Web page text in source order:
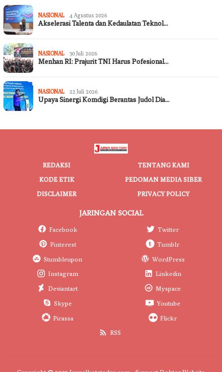
NASIONAL 4 Agustus 2026
Akselerasi Talenta dan Kedaulatan Teknol…
NASIONAL 30 Juli 2026
Menhan RI: Prajurit TNI Harus Pofesional…
NASIONAL 22 Juli 2026
Upaya Sinergi Komdigi Berantas Judol Dia…
REDAKSI
TENTANG KAMI
KODE ETIK
PEDOMAN MEDIA SIBER
DISCLAIMER
PRIVACY POLICY
JARINGAN SOCIAL
Facebook
Twitter
Pinterest
Tumblr
Stumbleupon
WordPress
Instagram
Linkedin
Deviantart
Myspace
Skype
Youtube
Picassa
Flickr
RSS